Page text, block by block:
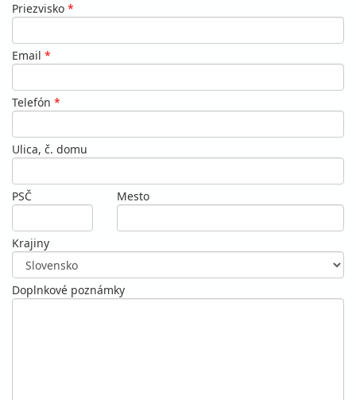
Priezvisko *
Email *
Telefón *
Ulica, č. domu
PSČ Mesto
Krajiny
Doplnkové poznámky